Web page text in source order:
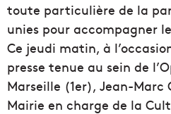
toute particulière de la
unies pour accompagner
Ce jeudi matin, à
presse tenue au sein de
Marseille (1er), Jean-
Mairie en charge de la